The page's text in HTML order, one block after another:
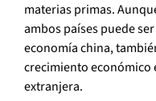
materias primas.
ambos países puede
economía china,
crecimiento económico
extranjera.